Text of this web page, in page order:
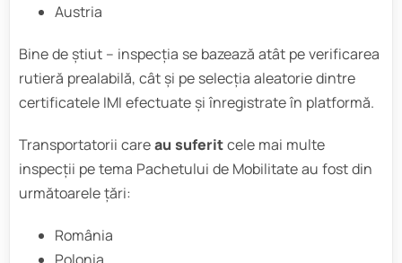
Austria
Bine de știut – inspecția se bazează atât pe verificarea
rutieră prealabilă, cât și pe selecția aleatorie dintre
certificatele IMI efectuate și înregistrate în platformă.
Transportatorii careau suferitcele mai multe
inspecții pe tema Pachetului de Mobilitate au fost din
următoarele țări:
România